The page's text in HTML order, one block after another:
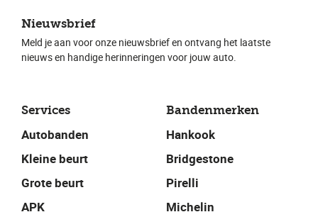
Services
Autobanden
Kleine beurt
Grote beurt
APK
Bandenmerken
Hankook
Bridgestone
Pirelli
Michelin
Nieuwsbrief
Meld je aan voor onze nieuwsbrief en ontvang het laatste
nieuws en handige herinneringen voor jouw auto.